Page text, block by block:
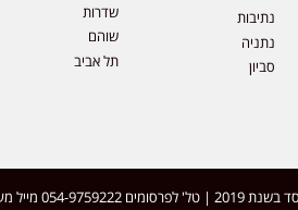
נתיבות
נתניה
סביון
שדרות
שוהם
תל אביב
מייל מערכת